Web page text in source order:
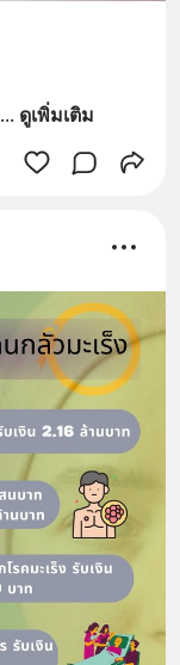
... ดูเพิ่มเติม